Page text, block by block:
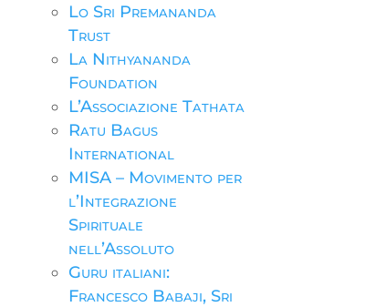
Lo Sri Premananda
Trust
La Nithyananda
Foundation
L’Associazione Tathata
Ratu Bagus
International
MISA – Movimento per
l’Integrazione
Spirituale
nell’Assoluto
Guru italiani:
Francesco Babaji, Sri